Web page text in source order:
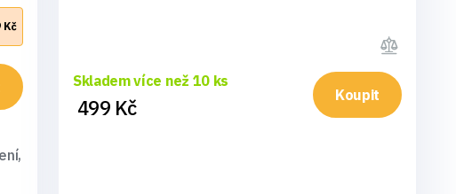
Kč
Skladem více než 10 ks
499 Kč Koupit